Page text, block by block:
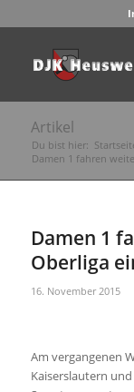
Artikel
Du bist hier:
Damen 1 fahren
Damen 1
Oberliga
16. November 2015
Am vergangenen
Kaiserslautern